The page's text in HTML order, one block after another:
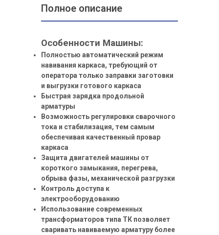
Полное описание
Особенности Машины:
Полностью автоматический режим
навивания каркаса, требующий от
оператора только заправки заготовки
и выгрузки готового каркаса
Быстрая зарядка продольной
арматуры
Возможность регулировки сварочного
тока и стабилизация, тем самым
обеспечивая качественный провар
каркаса
Защита двигателей машины от
короткого замыкания, перегрева,
обрыва фазы, механической разгрузки
Контроль доступа к
электрооборудованию
Использование современных
трансформаторов типа ТК позволяет
сваривать навиваемую арматуру более